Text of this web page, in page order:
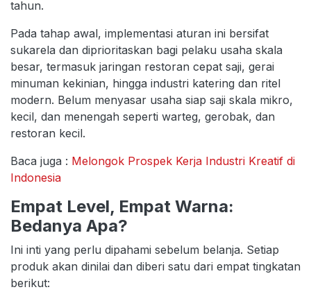
tahun.
Pada tahap awal, implementasi aturan ini bersifat
sukarela dan diprioritaskan bagi pelaku usaha skala
besar, termasuk jaringan restoran cepat saji, gerai
minuman kekinian, hingga industri katering dan ritel
modern. Belum menyasar usaha siap saji skala mikro,
kecil, dan menengah seperti warteg, gerobak, dan
restoran kecil.
Baca juga : Melongok Prospek Kerja Industri Kreatif di
Indonesia
Empat Level, Empat Warna:
Bedanya Apa?
Ini inti yang perlu dipahami sebelum belanja. Setiap
produk akan dinilai dan diberi satu dari empat tingkatan
berikut: